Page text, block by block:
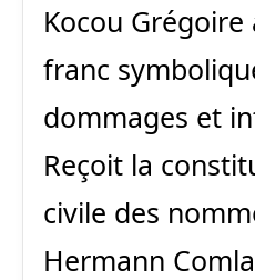
Kocou
franc
dommages et
Reçoit la
civile des
Hermann